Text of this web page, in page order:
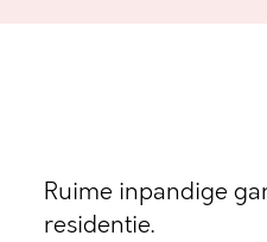
Ruime inpandige
residentie.